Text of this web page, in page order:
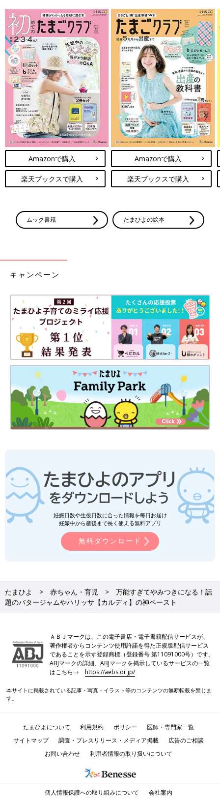
Amazonで購入
楽天ブックスで購入
Amazonで購入
楽天ブックスで購入
ムック書籍 たまひよの絵本
キャンペーン
妊娠日数や生後日数に合った情報を毎日お届け
妊娠中から産後まで長く使える無料アプリ
無料ダウンロード
たまひよ 赤ちゃん・育児
万能すぎてやみつきになる！話
題のバタージャムやハリッサ【カルディ】の神ペースト
ＡＢＪマークは、この電子書店・電子書籍配信サービスが、
著作権者からコンテンツ使用許諾を得た正規版配信サービス
であることを示す登録商標（登録番号 第11091000号）です。
ABJマークの詳細、ABJマークを掲示しているサービスの一覧
はこちら→https://aebs.or.jp/
本サイトに掲載されている記事・写真・イラスト等のコンテンツの無断転載を禁じま
す。
たまひよについて 利用規約 ポリシー
医師・専門家一覧
サイトマップ
調査・プレスリリース・メディア掲載
広告のご相談
お問い合わせ
利用者情報の取り扱いについて
個人情報保護への取り組みについて 会社案内